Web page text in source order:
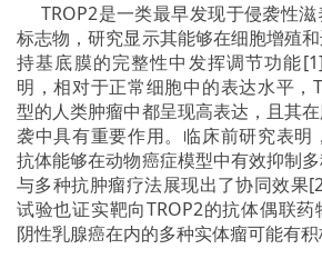
TROP2是一类最早发现于侵袭性滋
标志物，研究显示其能够在细胞增殖
持基底膜的完整性中发挥调节功能
明，相对于正常细胞中的表达水平，
型的人类肿瘤中都呈现高表达，且其
袭中具有重要作用。临床前研究表明
抗体能够在动物癌症模型中有效抑制
与多种抗肿瘤疗法展现出了协同效果
试验也证实靶向TROP2的抗体偶联药
阴性乳腺癌在内的多种实体瘤可能有积